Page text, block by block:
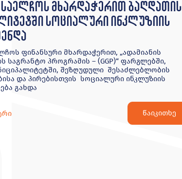
საელჩოს მხარდაჭერით ბაღდათის
სოციალური ინკლუზიის
ფინანსური მხარდაჭერით, „ადამიანის
საგრანტო პროგრამის – (GGP)“ ფარგლებში,
შეზღუდული შესაძლებლობის
და პირებისთვის სოციალური ინკლუზიის
გახდა
წაიკითხე